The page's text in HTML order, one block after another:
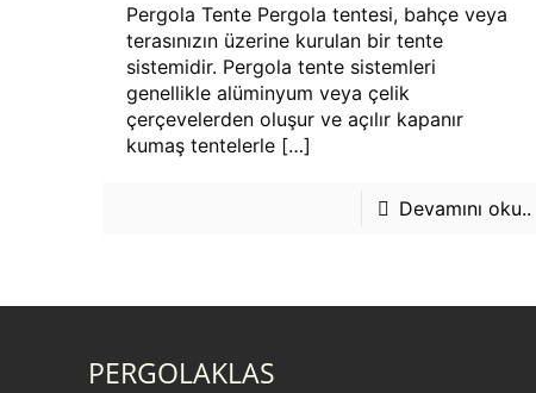
Pergola Tente Pergola tentesi, bahçe veya
terasınızın üzerine kurulan bir tente
sistemidir. Pergola tente sistemleri
genellikle alüminyum veya çelik
çerçevelerden oluşur ve açılır kapanır
kumaş tentelerle[…]
Devamını oku..
PERGOLAKLAS